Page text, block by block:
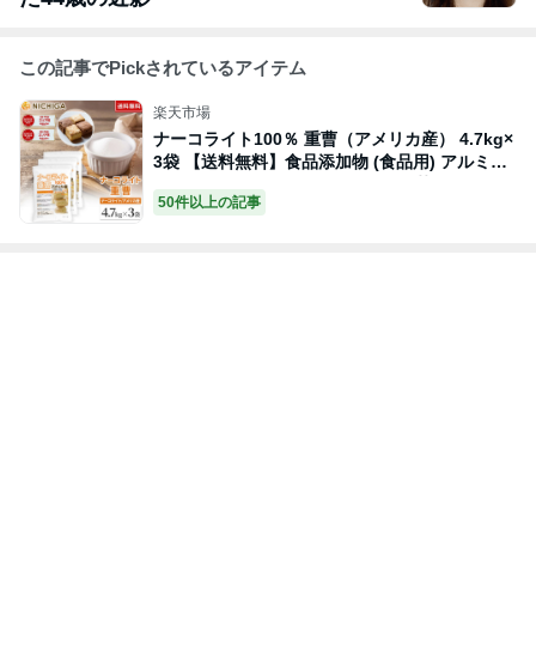
この記事でPickされているアイテム
楽天市場
ナーコライト100％ 重曹（アメリカ産） 4.7kg×
3袋 【送料無料】食品添加物 (食品用) アルミニ
の他料理に NICHIGA(ニチガ) TKJ
50件以上の記事